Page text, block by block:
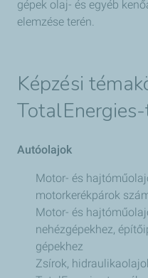
gépek olaj- és egyéb
elemzése terén.
Képzési
Autóolajok
Motor- és
motorkerékpárok
Motor- és
nehézgépekhez,
gépekhez
Zsírok,